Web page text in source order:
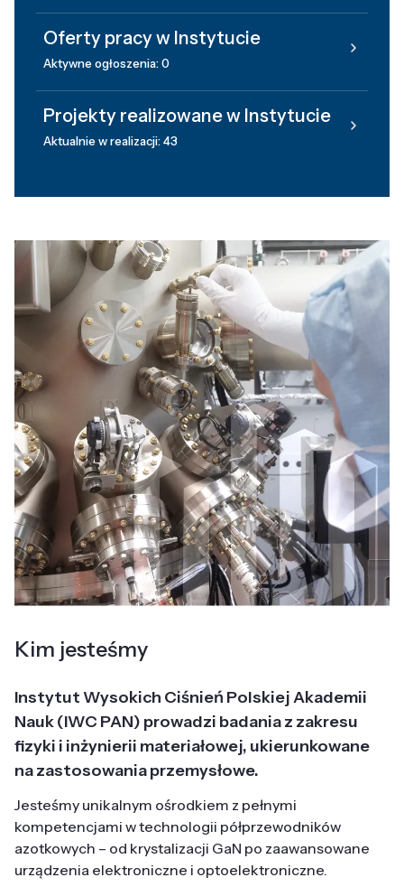
Oferty pracy w Instytucie
Aktywne ogłoszenia: 0
Projekty realizowane w Instytucie
Aktualnie w realizacji: 43
Kim jesteśmy
Instytut Wysokich Ciśnień Polskiej Akademii
Nauk (IWC PAN) prowadzi badania z zakresu
fizyki i inżynierii materiałowej, ukierunkowane
na zastosowania przemysłowe.
Jesteśmy unikalnym ośrodkiem z pełnymi
kompetencjami w technologii półprzewodników
azotkowych – od krystalizacji GaN po zaawansowane
urządzenia elektroniczne i optoelektroniczne.